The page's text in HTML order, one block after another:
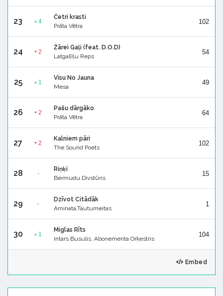
23 ▲ 4
Četri krasti
Prāta Vētra
102
24 ▼ 2
Žārei Gaļi (feat. D.O.D)
Latgalīšu Reps
54
25 ▲ 1
Visu No Jauna
Mesa
49
26 ▼ 2
Pašu dārgāko
Prāta Vētra
64
27 ▼ 2
Kalniem pāri
The Sound Poets
102
28 -
Riņķi
Bermudu Divstūris
15
29 -
Dzīvot Citādāk
Aminata,Tautumeitas
1
30 ▲ 1
Miglas Rīts
Intars Busulis, Abonementa Orķestris
104
Embed